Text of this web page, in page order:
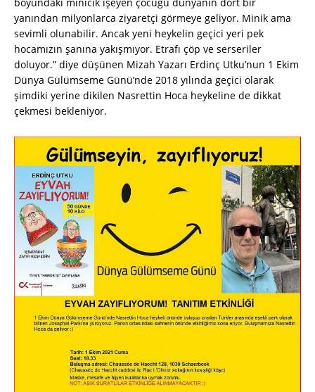
yanından milyonlarca ziyaretçi görmeye geliyor. Minik ama
sevimli olunabilir. Ancak yeni heykelin geçici yeri pek
hocamızın şanına yakışmıyor. Etrafı çöp ve serseriler
doluyor.” diye düşünen Mizah Yazarı Erdinç Utku’nun 1 Ekim
Dünya Gülümseme Günü’nde 2018 yılında geçici olarak
şimdiki yerine dikilen Nasrettin Hoca heykeline de dikkat
çekmesi bekleniyor.